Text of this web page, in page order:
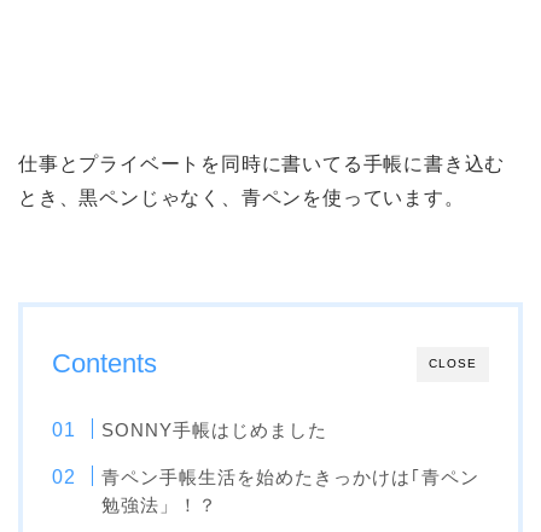
仕事とプライベートを同時に書いてる手帳に書き込む
とき、黒ペンじゃなく、青ペンを使っています。
CLOSE
Contents
SONNY手帳はじめました
青ペン手帳生活を始めたきっかけは｢青ペン
勉強法」！？